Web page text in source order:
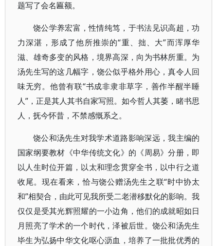
题写了会名匾额。
饶公学养宏富，性情纯笃，于书法见识高超，功
力深湛，形成了他所推崇的“重、拙、大”而浑厚华
滋、雄奇多变的风格，境界高深，向为书林所重。为
汤先生写的这几幅字，饶公似乎格外用心，真令人回
味无穷。他曾有联“书成非隶非草字，善作半醒半睡
人”，正是其人其书自家写照。如今哲人其萎，睹书思
人，抚今怀昔，不禁感慨系之。
饶公和汤先生对我学术道路影响深远，我主编的
国家纲要教材《中华传统文化》的《周易》分册，即
以人生时位开篇，以太和理念贯穿全书，以中行之道
收尾。现在看来，恰与饶公赠汤先生之联“时中协太
和”相契合，由此可见我所受二老潜移默化的影响。我
仅仅是受其光辉照耀的一小边角，他们的成就昭如日
月照亮了学术的一个时代，泽被后世。饶公和汤先生
毕生为弘扬中华文化呕心沥血，培养了一批批优秀的